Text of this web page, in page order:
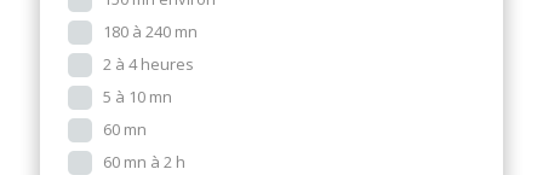
180 à 240 mn
2 à 4 heures
5 à 10 mn
60 mn
60 mn à 2 h